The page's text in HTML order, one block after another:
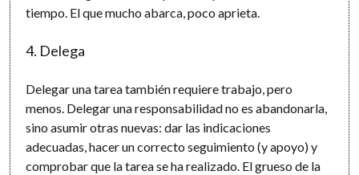
tiempo. El que mucho abarca, poco aprieta.
4. Delega
Delegar una tarea también requiere trabajo, pero
menos. Delegar una responsabilidad no es abandonarla,
sino asumir otras nuevas: dar las indicaciones
adecuadas, hacer un correcto seguimiento (y apoyo) y
comprobar que la tarea se ha realizado. El grueso de la